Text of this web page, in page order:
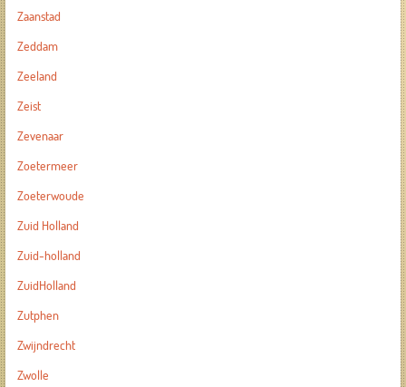
Zaanstad
Zeddam
Zeeland
Zeist
Zevenaar
Zoetermeer
Zoeterwoude
Zuid Holland
Zuid-holland
ZuidHolland
Zutphen
Zwijndrecht
Zwolle